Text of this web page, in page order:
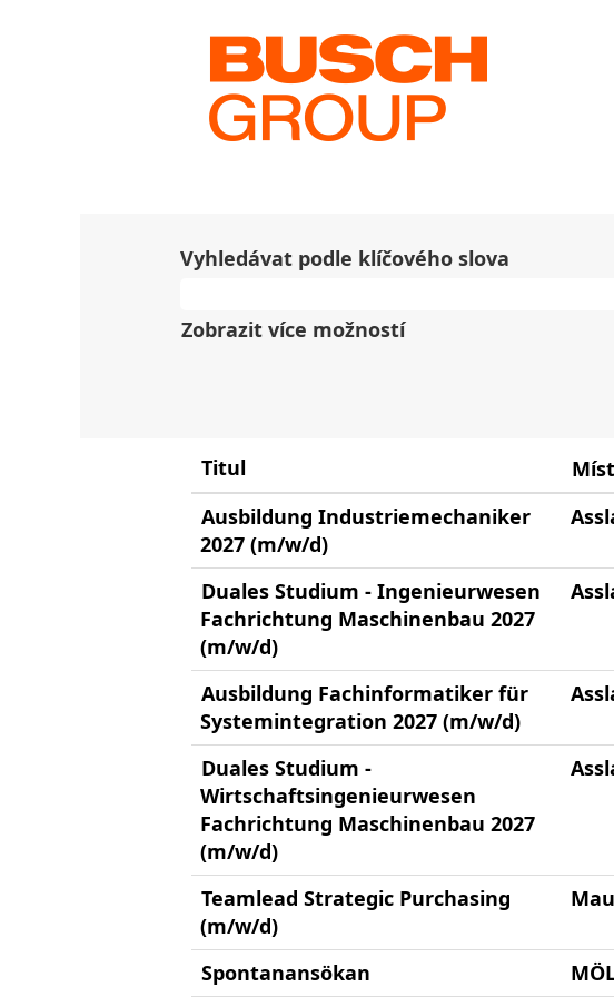
Na domovskou stránku
Výsledky hledání pro"Kolumbie".
Žádná volná pracovní místa v
Vyhledávat podle klíčového slova
Zobrazit více možností
Titul
Ausbildung Industriemechaniker
2027 (m/w/d)
Duales Studium - Ingenieurwesen
Fachrichtung Maschinenbau 2027
(m/w/d)
Ausbildung Fachinformatiker für
Systemintegration 2027 (m/w/d)
Duales Studium -
Wirtschaftsingenieurwesen
Fachrichtung Maschinenbau 2027
(m/w/d)
Teamlead Strategic Purchasing
(m/w/d)
Spontanansökan